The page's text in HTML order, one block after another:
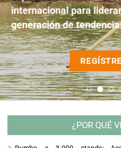
internacional para
generación de
internacional para
generación de
internacional para
generación de
internacional para
generación de
internacional para
generación de
¿POR QUÉ